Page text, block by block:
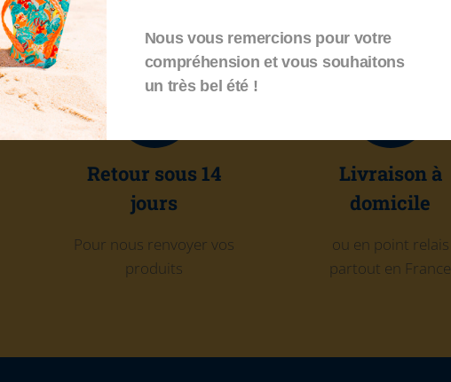
Retour sous 14
jours
Pour nous renvoyer vos
produits
Livraison à
domicile
ou en point relais
partout en France
Nous vous remercions pour votre
compréhension et vous souhaitons
un très bel été !